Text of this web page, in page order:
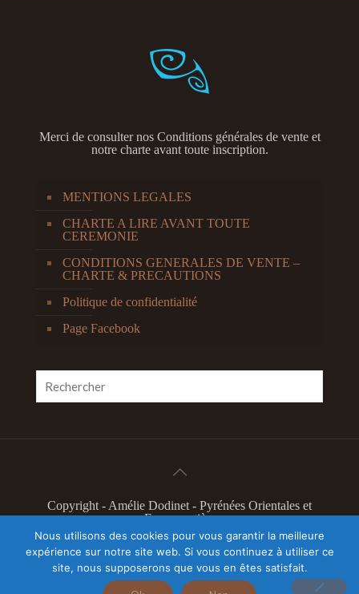
Merci de consulter nos Conditions générales de vente et
notre charte avant toute inscription.
MENTIONS LEGALES
CHARTE A LIRE AVANT TOUTE
CEREMONIE
CONDITIONS GENERALES DE VENTE –
CHARTE & PRECAUTIONS
Politique de confidentialité
Page Facebook
Copyright - Amélie Dodinet - Pyrénées Orientales et
France entière
L'Odyssée Intérieure 2019 - Marque déposée à l'INPI
N°4603304
Illustration slider page accueil Camille Feger - Tous
droits réservés
Autres illustrations Nacho Nass
Nous utilisons des cookies pour vous garantir la meilleure
expérience sur notre site web. Si vous continuez à utiliser ce
site, nous supposerons que vous en êtes satisfait.